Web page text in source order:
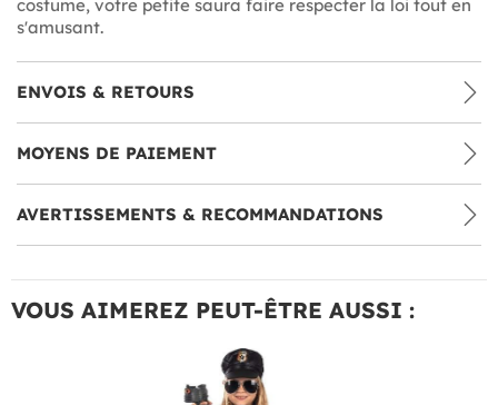
costume, votre petite saura faire respecter la loi tout en
s'amusant.
ENVOIS & RETOURS
MOYENS DE PAIEMENT
AVERTISSEMENTS & RECOMMANDATIONS
VOUS AIMEREZ PEUT-ÊTRE AUSSI :